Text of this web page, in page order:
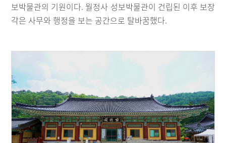
보박물관의 기원이다. 월정사 성보박물관이 건립된 이후 보장
각은 사무와 행정을 보는 공간으로 탈바꿈했다.